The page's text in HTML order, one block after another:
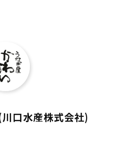
口水産株式会社)